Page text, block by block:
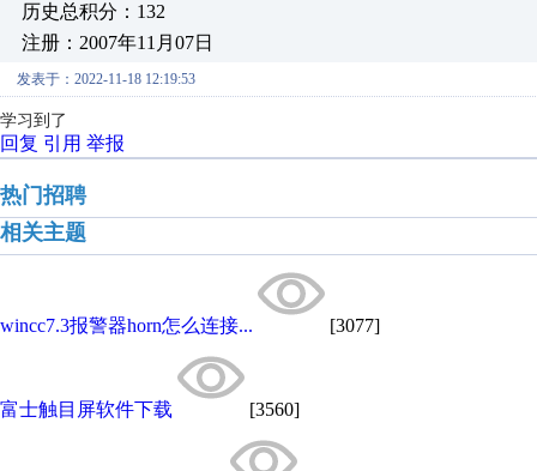
历史总积分：132
注册：2007年11月07日
发表于：2022-11-18 12:19:53
学习到了
回复 引用 举报
热门招聘
相关主题
wincc7.3报警器horn怎么连接... [3077]
富士触目屏软件下载 [3560]